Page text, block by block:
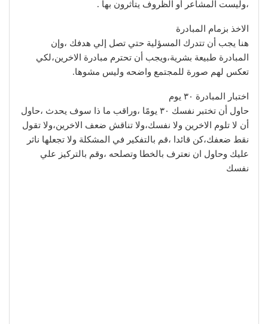
،وليست المشاعر أو الظروف يتأثرون بها .
الاخذ بزمام المبادرة
هنا يجب أن تتدرك المسؤلية حتي تصل إلي هدفك ،وإن
المبادرة طبيعة بشرية،ويجب أن تحترم مبادرة الاخرين،لكي
تعكس لهم صورة للمجتمع واضحه وليس مشوها.
اختبار المبادرة ٣٠ يوم
حاول أن تختبر نفسك ٣٠ يومًا ،وراقب ما ذا سوف يحدث ،حاول
أن لا تلوم الاخرين ولا نفسك،ولا تناقش ضعف الاخرين،ولا تقول
نقط ضعفك،كن قائدا ،قم بالتفكير في المشكلة ولا تجعلها ناثر
عليك وحاول ان نعترف بالخطا وتصلحه ،وقم بالتركيز علي
نفسك